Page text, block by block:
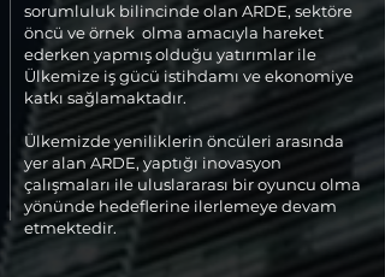
sorumluluk bilincinde olan ARDE, sektöre
öncü ve örnek olma amacıyla hareket
ederken yapmış olduğu yatırımlar ile
Ülkemize iş gücü istihdamı ve ekonomiye
katkı sağlamaktadır.
Ülkemizde yeniliklerin öncüleri arasında
yer alan ARDE, yaptığı inovasyon
çalışmaları ile uluslararası bir oyuncu olma
yönünde hedeflerine ilerlemeye devam
etmektedir.